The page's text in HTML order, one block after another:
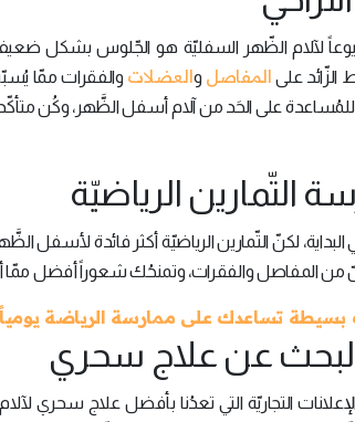
لآلام الظّهر السفليّة هو الجّلوس بشكل
على المفاصل والعضلات والفقرات ممّا
على الحَد من آلام أسفل الظَّهر، وكُن
لكنّ التّمارين الرياضيّة أكثر فائدة
من المفاصل والفقرات، وتمنحُك شعوراً أفضل ممّا
الإعلانات التجاريّة التي تعدُنا بأفضل علاج